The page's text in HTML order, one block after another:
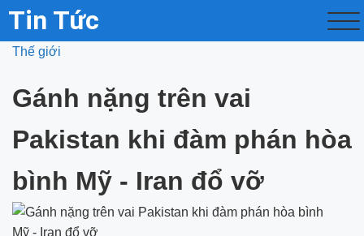
Tin Tức
Thế giới
Gánh nặng trên vai
Pakistan khi đàm phán hòa
bình Mỹ - Iran đổ vỡ